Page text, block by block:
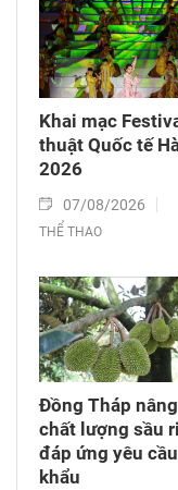
Khai mạc
thuật Quốc tế
2026
07/08/2026
THỂ THAO
Đồng Tháp
chất lượng sầu
đáp ứng yêu
khẩu